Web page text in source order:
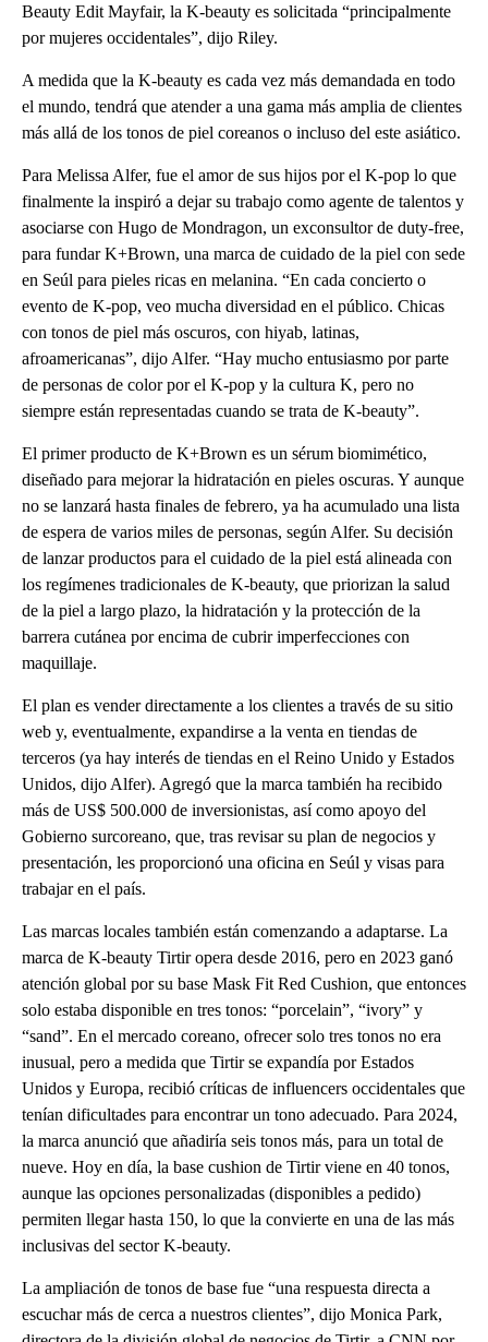
Beauty Edit Mayfair, la K-beauty es solicitada “principalmente
por mujeres occidentales”, dijo Riley.
A medida que la K-beauty es cada vez más demandada en todo
el mundo, tendrá que atender a una gama más amplia de clientes
más allá de los tonos de piel coreanos o incluso del este asiático.
Para Melissa Alfer, fue el amor de sus hijos por el K-pop lo que
finalmente la inspiró a dejar su trabajo como agente de talentos y
asociarse con Hugo de Mondragon, un exconsultor de duty-free,
para fundar K+Brown, una marca de cuidado de la piel con sede
en Seúl para pieles ricas en melanina. “En cada concierto o
evento de K-pop, veo mucha diversidad en el público. Chicas
con tonos de piel más oscuros, con hiyab, latinas,
afroamericanas”, dijo Alfer. “Hay mucho entusiasmo por parte
de personas de color por el K-pop y la cultura K, pero no
siempre están representadas cuando se trata de K-beauty”.
El primer producto de K+Brown es un sérum biomimético,
diseñado para mejorar la hidratación en pieles oscuras. Y aunque
no se lanzará hasta finales de febrero, ya ha acumulado una lista
de espera de varios miles de personas, según Alfer. Su decisión
de lanzar productos para el cuidado de la piel está alineada con
los regímenes tradicionales de K-beauty, que priorizan la salud
de la piel a largo plazo, la hidratación y la protección de la
barrera cutánea por encima de cubrir imperfecciones con
maquillaje.
El plan es vender directamente a los clientes a través de su sitio
web y, eventualmente, expandirse a la venta en tiendas de
terceros (ya hay interés de tiendas en el Reino Unido y Estados
Unidos, dijo Alfer). Agregó que la marca también ha recibido
más de US$ 500.000 de inversionistas, así como apoyo del
Gobierno surcoreano, que, tras revisar su plan de negocios y
presentación, les proporcionó una oficina en Seúl y visas para
trabajar en el país.
Las marcas locales también están comenzando a adaptarse. La
marca de K-beauty Tirtir opera desde 2016, pero en 2023 ganó
atención global por su base Mask Fit Red Cushion, que entonces
solo estaba disponible en tres tonos: “porcelain”, “ivory” y
“sand”. En el mercado coreano, ofrecer solo tres tonos no era
inusual, pero a medida que Tirtir se expandía por Estados
Unidos y Europa, recibió críticas de influencers occidentales que
tenían dificultades para encontrar un tono adecuado. Para 2024,
la marca anunció que añadiría seis tonos más, para un total de
nueve. Hoy en día, la base cushion de Tirtir viene en 40 tonos,
aunque las opciones personalizadas (disponibles a pedido)
permiten llegar hasta 150, lo que la convierte en una de las más
inclusivas del sector K-beauty.
La ampliación de tonos de base fue “una respuesta directa a
escuchar más de cerca a nuestros clientes”, dijo Monica Park,